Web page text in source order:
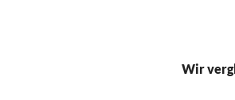
Wir